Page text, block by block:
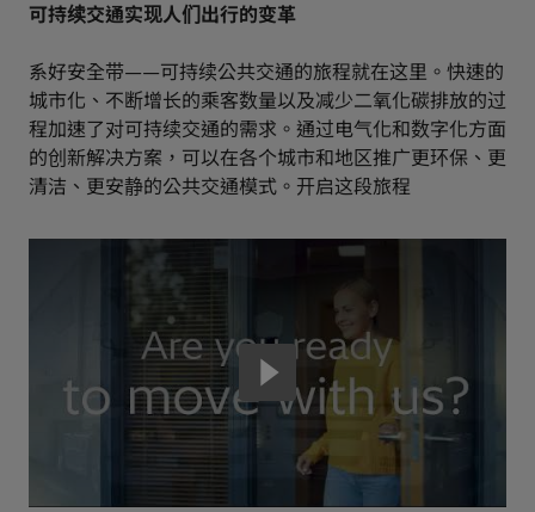
可持续交通实现人们出行的变革
系好安全带——可持续公共交通的旅程就在这里。快速的
城市化、不断增长的乘客数量以及减少二氧化碳排放的过
程加速了对可持续交通的需求。通过电气化和数字化方面
的创新解决方案，可以在各个城市和地区推广更环保、更
清洁、更安静的公共交通模式。开启这段旅程